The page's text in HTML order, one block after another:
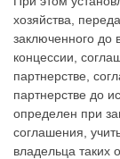
хозяйства,
заключенного до
концессии,
партнерстве,
партнерстве до
определен при
соглашения,
владельца таких